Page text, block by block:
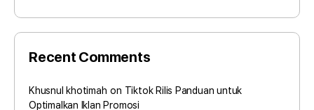
Recent Comments
Khusnul khotimah on Tiktok Rilis Panduan untuk
Optimalkan Iklan Promosi